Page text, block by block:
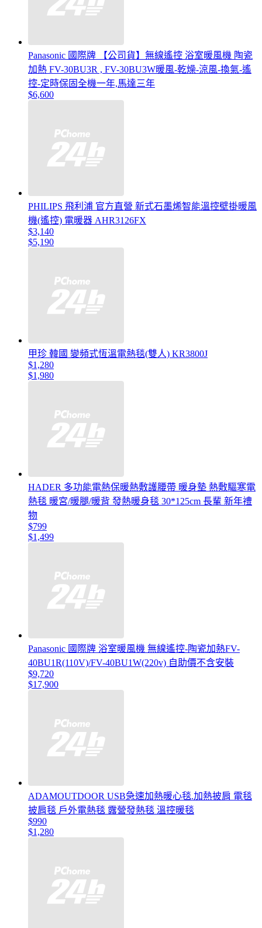
Panasonic 國際牌 【公司貨】無線遙控 浴室暖風機 陶瓷
加熱 FV-30BU3R , FV-30BU3W暖風-乾燥-涼風-換氣-遙
控-定時保固全機一年,馬達三年
$6,600
PHILIPS 飛利浦 官方直營 新式石墨烯智能溫控壁掛暖風
機(遙控) 電暖器 AHR3126FX
$3,140
$5,190
甲珍 韓國 變頻式恆溫電熱毯(雙人) KR3800J
$1,280
$1,980
HADER 多功能電熱保暖熱敷護腰帶 暖身墊 熱敷驅寒電
熱毯 暖宮/暖腿/暖背 發熱暖身毯 30*125cm 長輩 新年禮
物
$799
$1,499
Panasonic 國際牌 浴室暖風機 無線遙控-陶瓷加熱FV-
40BU1R(110V)/FV-40BU1W(220v) 自助價不含安裝
$9,720
$17,900
ADAMOUTDOOR USB急速加熱暖心毯.加熱披肩 電毯
披肩毯 戶外電熱毯 露營發熱毯 溫控暖毯
$990
$1,280